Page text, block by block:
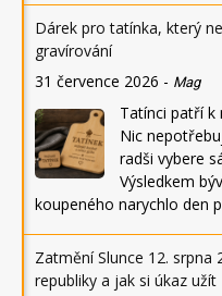
Dárek pro tatínka, který
gravírování
31 července 2026 - Mag
Tatínci patří k
Nic
radši vybere
Výsledkem
koupeného narychlo den
Zatmění Slunce 12. srpna
republiky a jak si úkaz užít